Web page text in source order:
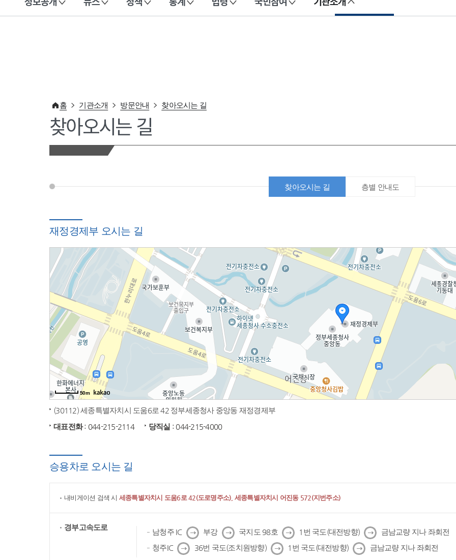
이 누리집은 대한민국 공식 전자정부 누리집입니다.
홈 기관소개 방문안내 찾아오시는 길
찾아오시는 길
찾아오시는 길 층별 안내도
재정경제부 오시는 길
50m
(30112) 세종특별자치시 도움6로 42 정부세종청사 중앙동 재정경제부
대표전화: 044-215-2114 당직실 : 044-215-4000
승용차로 오시는 길
내비게이션 검색 시 세종특별자치시 도움6로 42(도로명주소), 세종특별자치시 어진동 572(지번주소)
경부고속도로
남청주 IC 다
음
부강 다
음
국지도 98호 다
음
1번 국도(대전방향) 다
음
금남교량 지나 좌회전
청주IC 다
음
36번 국도(조치원방향) 다
음
1번 국도(대전방향) 다
음
금남교량 지나 좌회전